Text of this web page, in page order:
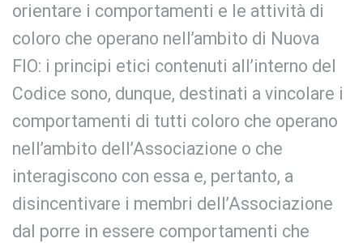
orientare i comportamenti e le attività di
coloro che operano nell’ambito di Nuova
FIO: i principi etici contenuti all’interno del
Codice sono, dunque, destinati a vincolare i
comportamenti di tutti coloro che operano
nell’ambito dell’Associazione o che
interagiscono con essa e, pertanto, a
disincentivare i membri dell’Associazione
dal porre in essere comportamenti che